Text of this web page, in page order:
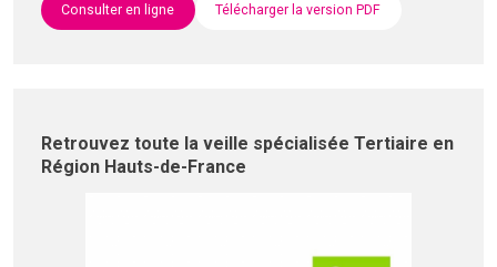
Consulter en ligne Télécharger la version PDF
Retrouvez toute la veille spécialisée Tertiaire en
Région Hauts-de-France